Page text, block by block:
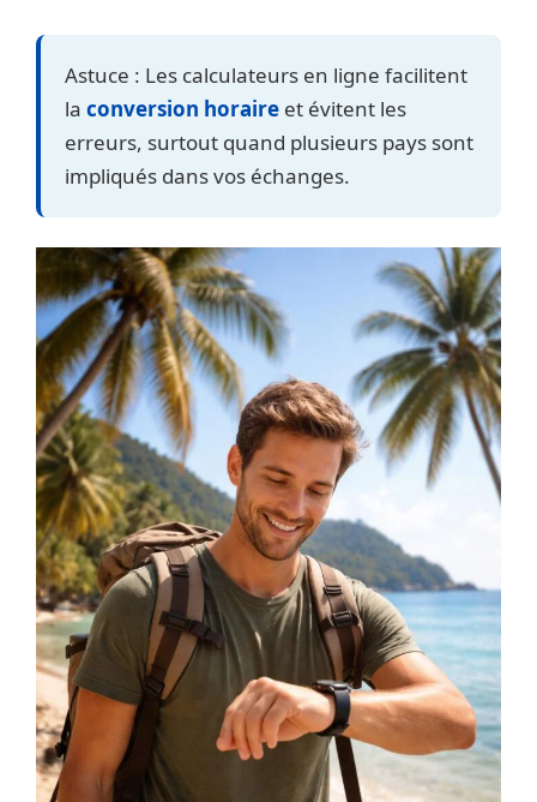
Astuce : Les calculateurs en ligne facilitent
la conversion horaire et évitent les
erreurs, surtout quand plusieurs pays sont
impliqués dans vos échanges.